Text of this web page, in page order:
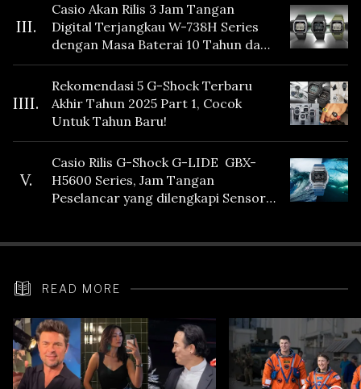
III.
Casio Akan Rilis 3 Jam Tangan
Digital Terjangkau W-738H Series
dengan Masa Baterai 10 Tahun dan
Fitur Vibration
IIII.
Rekomendasi 5 G-Shock Terbaru
Akhir Tahun 2025 Part 1, Cocok
Untuk Tahun Baru!
V.
Casio Rilis G-Shock G-LIDE GBX-
H5600 Series, Jam Tangan
Peselancar yang dilengkapi Sensor
READ MORE